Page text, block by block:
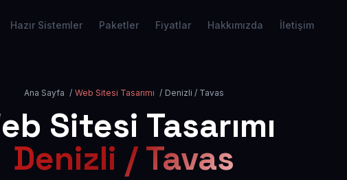
Hazır Sistemler Paketler Fiyatlar Hakkımızda İletişim
Ana Sayfa / Web Sitesi Tasarımı / Denizli / Tavas
Sitesi Tasarımı
Denizli / Tavas